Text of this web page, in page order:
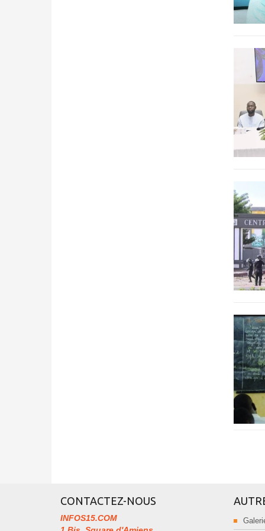
CONTACTEZ-NOUS
INFOS15.COM